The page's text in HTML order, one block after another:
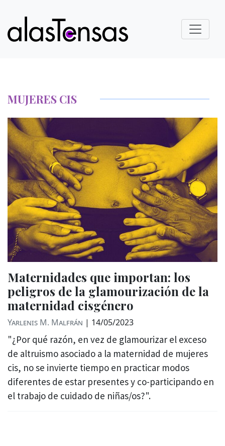
MUJERES CIS
Maternidades que importan: los
peligros de la glamourización de la
maternidad cisgénero
Yarlenis M. Malfrán | 14/05/2023
"¿Por qué razón, en vez de glamourizar el exceso
de altruismo asociado a la maternidad de mujeres
cis, no se invierte tiempo en practicar modos
diferentes de estar presentes y co-participando en
el trabajo de cuidado de niñas/os?".